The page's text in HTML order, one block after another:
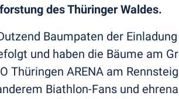
des Thüringer Waldes.
Baumpaten der
und haben die Bäume am
Thüringen ARENA am
Biathlon-Fans und